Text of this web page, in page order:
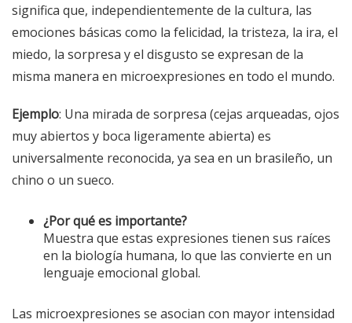
significa que, independientemente de la cultura, las
emociones básicas como la felicidad, la tristeza, la ira, el
miedo, la sorpresa y el disgusto se expresan de la
misma manera en microexpresiones en todo el mundo.
Ejemplo: Una mirada de sorpresa (cejas arqueadas, ojos
muy abiertos y boca ligeramente abierta) es
universalmente reconocida, ya sea en un brasileño, un
chino o un sueco.
¿Por qué es importante?
Muestra que estas expresiones tienen sus raíces
en la biología humana, lo que las convierte en un
lenguaje emocional global.
Las microexpresiones se asocian con mayor intensidad